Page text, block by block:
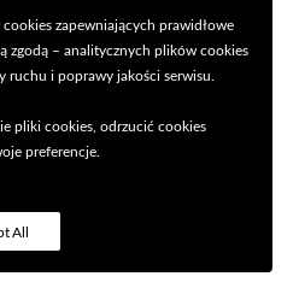
zapewniających prawidłowe
zgodą – analitycznych plików cookies
ruchu i poprawy jakości serwisu.
pliki cookies, odrzucić cookies
preferencje.
All